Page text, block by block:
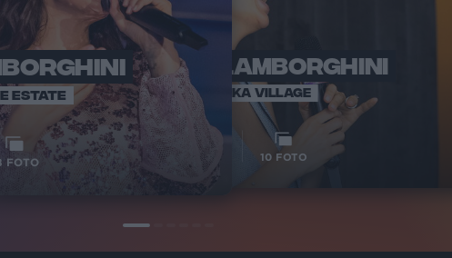
ESTATE
FOTO
ELETTRA LAMBORGHINI
VOI TANKA VILLAGE
10 FOTO
RADIO ITALIA
VOI TANKA VILLAGE